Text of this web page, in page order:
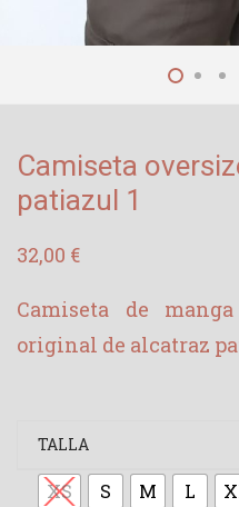
Camiseta
patiazul 1
32,00 €
Camiseta de
original de alcatraz
TALLA
XS S M L